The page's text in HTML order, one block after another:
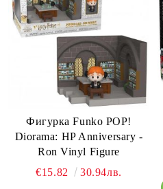
Фигурка Funko POP!
Diorama: HP Anniversary -
Ron Vinyl Figure
€15.82
30.94лв.